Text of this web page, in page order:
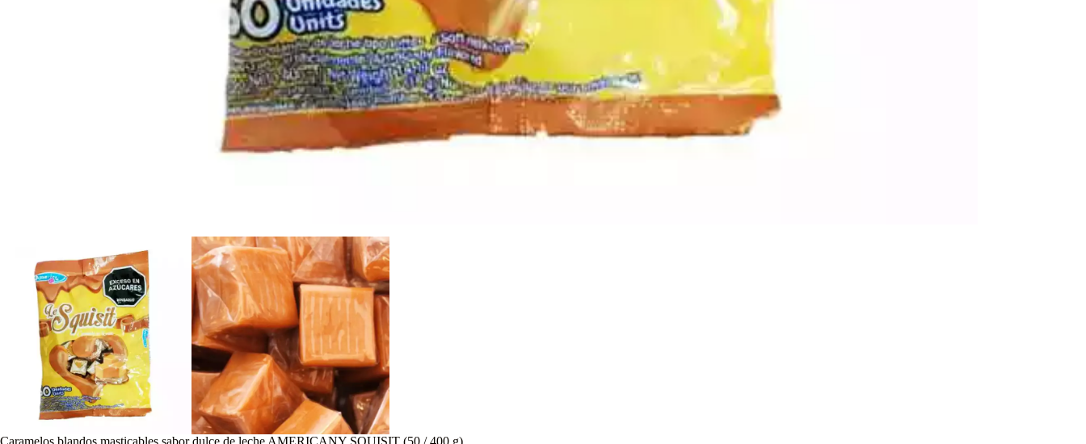
Caramelos blandos masticables sabor dulce de leche AMERICANY SQUISIT (50 / 400 g)